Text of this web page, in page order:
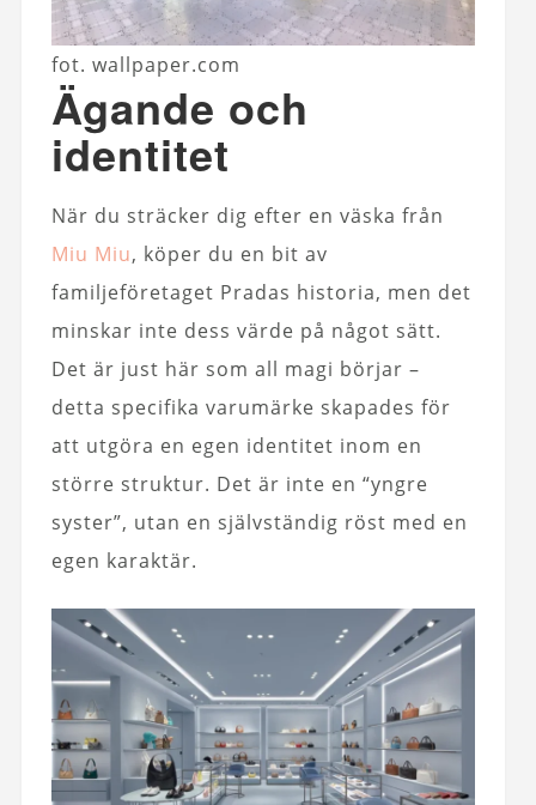
fot. wallpaper.com
Ägande och
identitet
När du sträcker dig efter en väska från
Miu Miu, köper du en bit av
familjeföretaget Pradas historia, men det
minskar inte dess värde på något sätt.
Det är just här som all magi börjar –
detta specifika varumärke skapades för
att utgöra en egen identitet inom en
större struktur. Det är inte en “yngre
syster”, utan en självständig röst med en
egen karaktär.